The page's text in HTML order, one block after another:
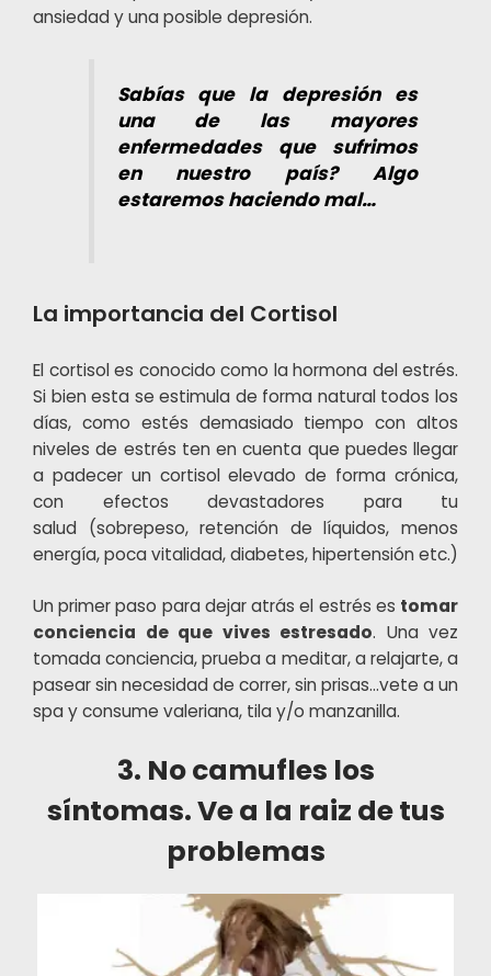
ansiedad y una posible depresión.
Sabías que la depresión es
una de las mayores
enfermedades que sufrimos
en nuestro país? Algo
estaremos haciendo mal…
La importancia del Cortisol
El cortisol es conocido como la hormona del estrés.
Si bien esta se estimula de forma natural todos los
días, como estés demasiado tiempo con altos
niveles de estrés ten en cuenta que puedes llegar
a padecer un cortisol elevado de forma crónica,
con efectos devastadores para tu
salud (sobrepeso, retención de líquidos, menos
energía, poca vitalidad, diabetes, hipertensión etc.)
Un primer paso para dejar atrás el estrés es tomar
conciencia de que vives estresado. Una vez
tomada conciencia, prueba a meditar, a relajarte, a
pasear sin necesidad de correr, sin prisas…vete a un
spa y consume valeriana, tila y/o manzanilla.
3. No camufles los
síntomas. Ve a la raiz de tus
problemas